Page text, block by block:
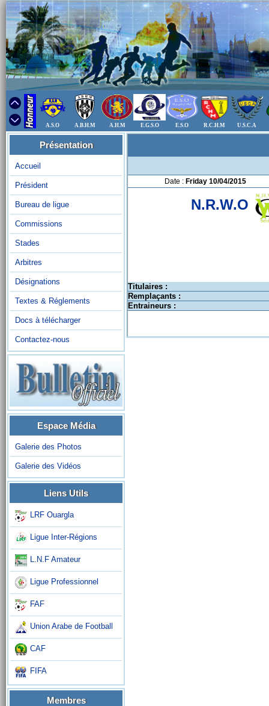
A.S.O A.B.H.M A.H.M E.G.S.O E.S.O R.C.H.M U.S.C.A
Présentation
Accueil
Président
Bureau de ligue
Commissions
Stades
Arbitres
Désignations
Textes & Réglements
Docs à télécharger
Contactez-nous
Espace Média
Galerie des Photos
Galerie des Vidéos
Liens Utils
LRF Ouargla
Ligue Inter-Régions
L.N.F Amateur
Ligue Professionnel
FAF
Union Arabe de Football
CAF
FIFA
Membres
Date : Friday 10/04/2015
N.R.W.O
Titulaires :
Remplaçants :
Entraineurs :